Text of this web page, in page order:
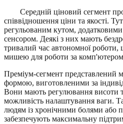
Середній ціновий сегмент
співвідношення ціни та якості.
регульованим кутом,
сенсором. Деякі з них мають
тривалий час автономної
мишею для роботи за комп'ютером
Преміум-сегмент представлений
формою, виготовленими за
Вони мають регулювання висоти
можливість налаштування ваги.
людям із хронічними болями або
забезпечують максимальну